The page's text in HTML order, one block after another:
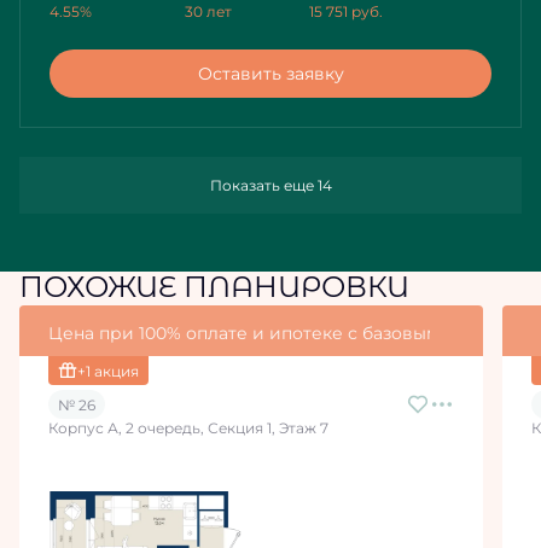
4.55%
30 лет
15 751 руб.
Оставить заявку
Показать еще 14
ПОХОЖИЕ ПЛАНИРОВКИ
Цена при 100% оплате и ипотеке с базовыми
+1 акция
№ 26
Корпус А, 2 очередь, Секция 1, Этаж 7